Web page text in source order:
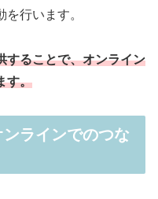
行います。
することで、オンライン
す。
ラインでのつな